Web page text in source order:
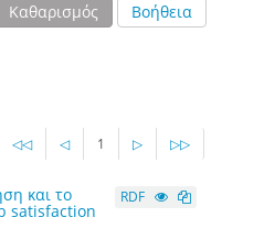
Καθαρισμός Βοήθεια
◁◁ ◁ 1 ▷ ▷▷
και το
satisfaction
RDF